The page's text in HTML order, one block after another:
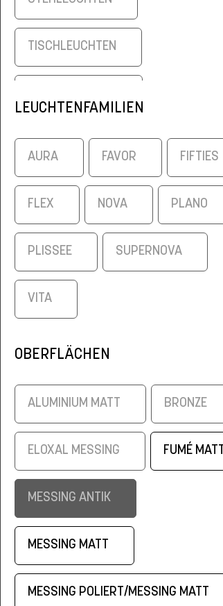
TISCHLEUCHTEN
LEUCHTENFAMILIEN
AURA FAVOR FIFTIES
FLEX NOVA PLANO
PLISSEE SUPERNOVA
VITA
OBERFLÄCHEN
ALUMINIUM MATT BRONZE
ELOXAL MESSING FUMÉ MATT
MESSING ANTIK
MESSING MATT
MESSING POLIERT/MESSING MATT